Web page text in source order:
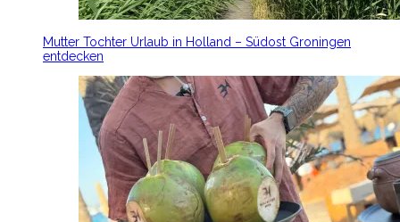
Mutter Tochter Urlaub in Holland – Südost Groningen
entdecken